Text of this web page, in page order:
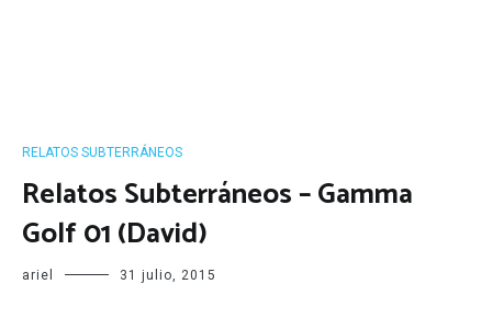
RELATOS SUBTERRÁNEOS
Relatos Subterráneos – Gamma
Golf 01 (David)
ariel 31 julio, 2015